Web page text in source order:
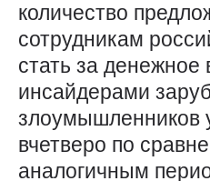
количество
сотрудникам
стать за денежное
инсайдерами
злоумышленников
вчетверо по
аналогичным